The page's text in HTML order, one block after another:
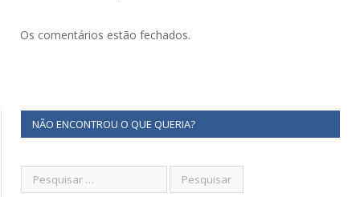
Os comentários estão fechados.
NÃO ENCONTROU O QUE QUERIA?